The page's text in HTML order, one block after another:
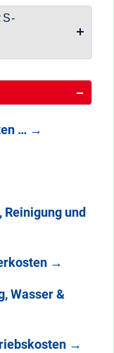
… →
Reinigung und
→
Wasser &
→